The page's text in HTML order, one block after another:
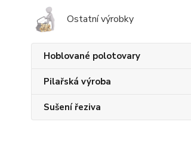
Ostatní výrobky
Hoblované polotovary
Pilařská výroba
Sušení řeziva